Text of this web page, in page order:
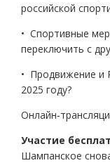
российской
• Спортивные
переключить с
• Продвижение и
2025 году?
Онлайн-
Участие
Шампанское